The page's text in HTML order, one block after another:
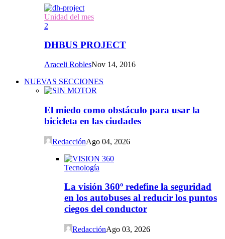
Unidad del mes
2
DHBUS PROJECT
Araceli RoblesNov 14, 2016
NUEVAS SECCIONES
El miedo como obstáculo para usar la
bicicleta en las ciudades
RedacciónAgo 04, 2026
Tecnología
La visión 360º redefine la seguridad
en los autobuses al reducir los puntos
ciegos del conductor
RedacciónAgo 03, 2026